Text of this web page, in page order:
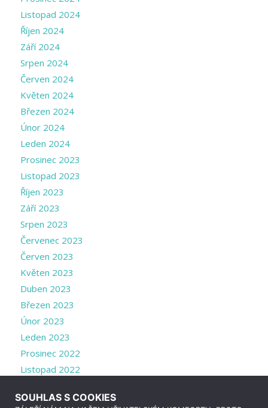
Listopad 2024
Říjen 2024
Září 2024
Srpen 2024
Červen 2024
Květen 2024
Březen 2024
Únor 2024
Leden 2024
Prosinec 2023
Listopad 2023
Říjen 2023
Září 2023
Srpen 2023
Červenec 2023
Červen 2023
Květen 2023
Duben 2023
Březen 2023
Únor 2023
Leden 2023
Prosinec 2022
Listopad 2022
Září 2022
SOUHLAS S COOKIES